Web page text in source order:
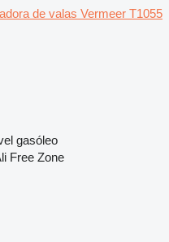
de valas Vermeer T1055
gasóleo
Free Zone